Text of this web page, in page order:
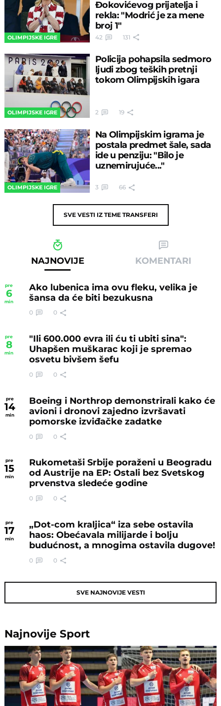
OLIMPIJSKE IGRE
Đokovićevog prijatelja i
rekla: "Modrić je za mene
broj 1"
42 131
OLIMPIJSKE IGRE
Policija pohapsila sedmoro
ljudi zbog teških pretnji
tokom Olimpijskih igara
2 19
OLIMPIJSKE IGRE
Na Olimpijskim igrama je
postala predmet šale, sada
ide u penziju: "Bilo je
uznemirujuće..."
3 66
SVE VESTI IZ TEME TRANSFERI
NAJNOVIJE KOMENTARI
pre
6
min
Ako lubenica ima ovu fleku, velika je
šansa da će biti bezukusna
0 0
pre
8
min
"Ili 600.000 evra ili ću ti ubiti sina":
Uhapšen muškarac koji je spremao
osvetu bivšem šefu
0 0
pre
14
min
Boeing i Northrop demonstrirali kako će
avioni i dronovi zajedno izvršavati
pomorske izviđačke zadatke
0 0
pre
15
min
Rukometaši Srbije poraženi u Beogradu
od Austrije na EP: Ostali bez Svetskog
prvenstva sledeće godine
0 0
pre
17
min
„Dot-com kraljica“ iza sebe ostavila
haos: Obećavala milijarde i bolju
budućnost, a mnogima ostavila dugove!
0 0
SVE NAJNOVIJE VESTI
NajnovijeSport